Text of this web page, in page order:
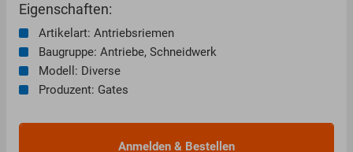
Eigenschaften:
Artikelart: Antriebsriemen
Baugruppe: Antriebe, Schneidwerk
Modell: Diverse
Produzent: Gates